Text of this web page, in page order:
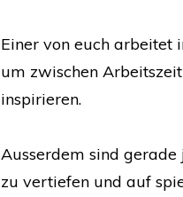
Einer von euch arbeitet
um zwischen
inspirieren.
Ausserdem sind
zu vertiefen und auf